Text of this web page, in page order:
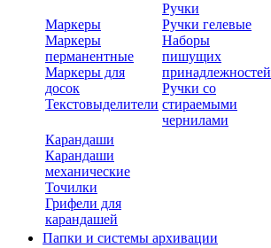
Маркеры
Маркеры
перманентные
Маркеры для
досок
Текстовыделители
Ручки
Ручки гелевые
Наборы
пишущих
принадлежностей
Ручки со
стираемыми
чернилами
Карандаши
Карандаши
механические
Точилки
Грифели для
карандашей
Папки и системы архивации